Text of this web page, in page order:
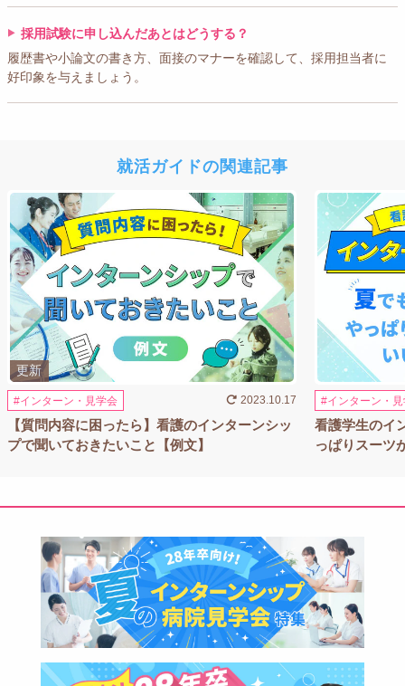
採用試験に申し込んだあとはどうする？
履歴書や小論文の書き方、面接のマナーを確認して、採用担当者に
好印象を与えましょう。
就活ガイドの関連記事
インターン・見学会 2023.10.17
【質問内容に困ったら】看護のインターンシッ
プで聞いておきたいこと【例文】
インターン・
看護学生のイ
っぱりスーツ